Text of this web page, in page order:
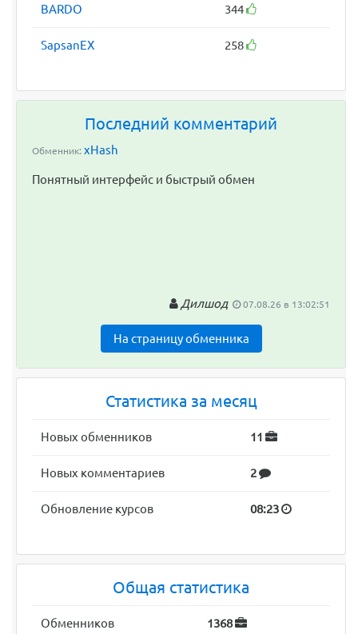
BARDO 344
SapsanEX 258
Последний комментарий
Обменник: xHash
Понятный интерфейс и быстрый обмен
Дилшод 07.08.26 в 13:02:51
На страницу обменника
Статистика за месяц
Новых обменников 11
Новых комментариев 2
Обновление курсов 08:23
Общая статистика
Обменников 1368